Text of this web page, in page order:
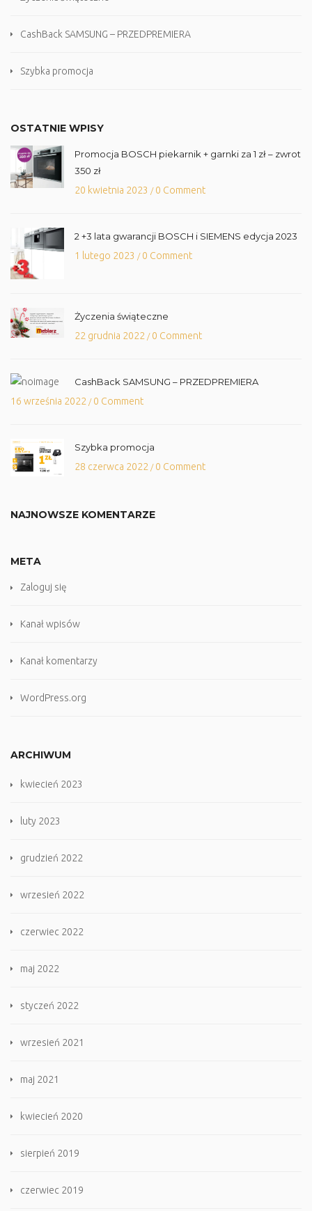
CashBack SAMSUNG – PRZEDPREMIERA
Szybka promocja
OSTATNIE WPISY
Promocja BOSCH piekarnik + garnki za 1 zł – zwrot
350 zł
20 kwietnia 2023 /0 Comment
2 +3 lata gwarancji BOSCH i SIEMENS edycja 2023
1 lutego 2023 /0 Comment
Życzenia świąteczne
22 grudnia 2022 /0 Comment
CashBack SAMSUNG – PRZEDPREMIERA
16 września 2022 /0 Comment
Szybka promocja
28 czerwca 2022 /0 Comment
NAJNOWSZE KOMENTARZE
META
Zaloguj się
Kanał wpisów
Kanał komentarzy
WordPress.org
ARCHIWUM
kwiecień 2023
luty 2023
grudzień 2022
wrzesień 2022
czerwiec 2022
maj 2022
styczeń 2022
wrzesień 2021
maj 2021
kwiecień 2020
sierpień 2019
czerwiec 2019